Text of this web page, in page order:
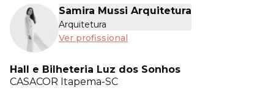
Samira Mussi Arquitetura
Arquitetura
Ver profissional
Hall e Bilheteria Luz dos Sonhos
CASACOR Itapema-SC